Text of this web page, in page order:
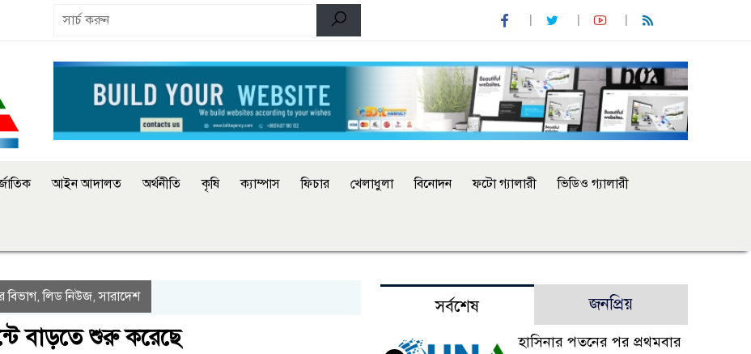
আইন আদালত অর্থনীতি কৃষি ক্যাম্পাস ফিচার খেলাধুলা বিনোদন ফটো গ্যালারী ভিডিও গ্যালারী
বিভাগ,লিড নিউজ ,সারাদেশ
বাড়তে শুরু করেছে
সর্বশেষ জনপ্রিয়
হাসিনার পতনের পর প্রথমবার